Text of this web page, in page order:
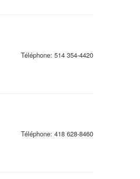
Téléphone: 514 354-4420
Téléphone: 418 628-8460